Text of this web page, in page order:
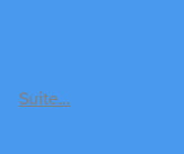
Suite…